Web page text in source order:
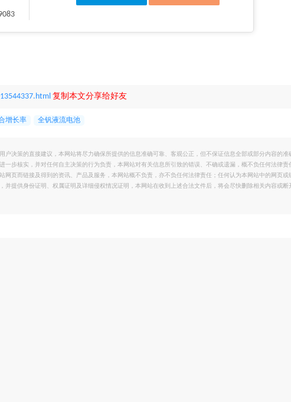
复制本文分享给好友
增长率 全钒液流电池
户决策的直接建议，本网站将尽力确保所提供的信息准确可靠、客观公正，但不保证信息全部或部分内容的准
一步核实，并对任何自主决策的行为负责，本网站对有关信息所引致的错误、不确或遗漏，概不负任何法律责
网页而链接及得到的资讯、产品及服务，本网站概不负责，亦不负任何法律责任；任何认为本网站中的网页或
并提供身份证明、权属证明及详细侵权情况证明，本网站在收到上述合法文件后，将会尽快删除相关内容或断